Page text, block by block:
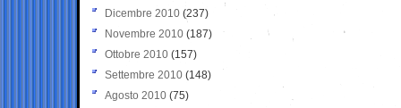
Dicembre 2010 (237)
Novembre 2010 (187)
Ottobre 2010 (157)
Settembre 2010 (148)
Agosto 2010 (75)